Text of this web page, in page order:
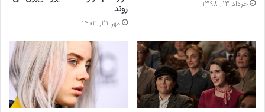
خرداد 13, 1398
روند
مهر 21, 1403